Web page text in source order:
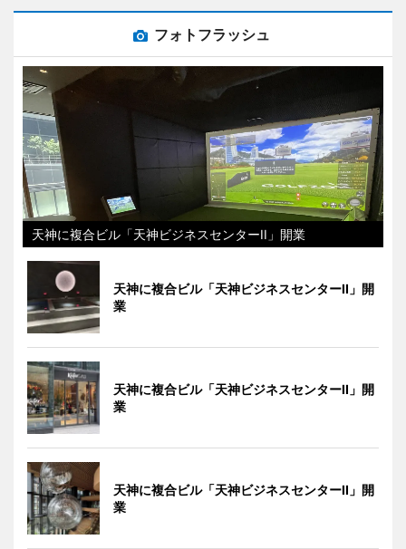
フォトフラッシュ
天神に複合ビル「天神ビジネスセンターII」開業
天神に複合ビル「天神ビジネスセンターII」開
業
天神に複合ビル「天神ビジネスセンターII」開
業
天神に複合ビル「天神ビジネスセンターII」開
業